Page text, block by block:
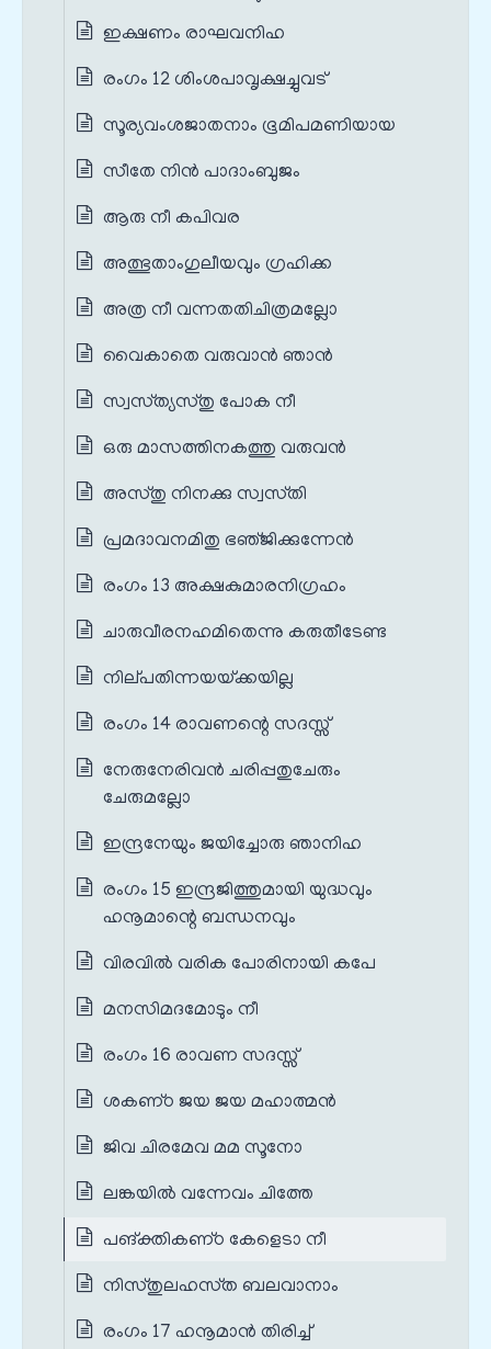
ഇക്ഷണം രാഘവനിഹ
രംഗം 12 ശിംശപാവൃക്ഷച്ചുവട്
സൂര്യവംശജാതനാം ഭൂമിപമണിയായ
സീതേ നിന്‍ പാദാംബുജം
ആരു നീ കപിവര
അത്ഭുതാംഗുലീയവും ഗ്രഹിക്ക
അത്ര നീ വന്നതതിചിത്രമല്ലോ
വൈകാതെ വരുവാന്‍ ഞാന്‍
സ്വസ്‌ത്യസ്‌തു പോക നീ
ഒരു മാസത്തിനകത്തു വരുവന്‍
അസ്‌തു നിനക്കു സ്വസ്‌തി
പ്രമദാവനമിതു ഭഞ്‌ജിക്കുന്നേന്‍
രംഗം 13 അക്ഷകുമാരനിഗ്രഹം
ചാരുവീരനഹമിതെന്നു കരുതീടേണ്ട
നില്‌പതിന്നയയ്‌ക്കയില്ല
രംഗം 14 രാവണന്റെ സദസ്സ്
നേരുനേരിവന്‍ ചരിപ്പതുചേരും
ചേരുമല്ലോ
ഇന്ദ്രനേയും ജയിച്ചോരു ഞാനിഹ
രംഗം 15 ഇന്ദ്രജിത്തുമായി യുദ്ധവും
ഹനൂമാന്റെ ബന്ധനവും
വിരവില്‍ വരിക പോരിനായി കപേ
മനസിമദമോടും നീ
രംഗം 16 രാവണ സദസ്സ്
ശകണ്‌ഠ ജയ ജയ മഹാത്മന്‍
ജിവ ചിരമേവ മമ സൂനോ
ലങ്കയില്‍ വന്നേവം ചിത്തേ
പങ്‌ക്തികണ്‌ഠ കേളെടാ നീ
നിസ്‌തുലഹസ്‌ത ബലവാനാം
രംഗം 17 ഹനൂമാൻ തിരിച്ച്